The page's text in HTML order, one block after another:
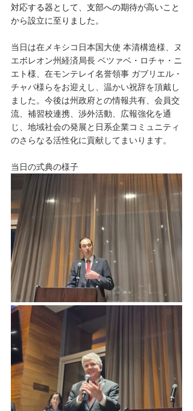
対応する器として、支部への期待が高いこと
から設立に至りました。
当日は在メキシコ日本国大使 本清構造様、ヌ
エボレオン州経済局長 ベツァベ・ロチャ・ニ
エト様、在モンテレイ名誉領事 ガブリエル・
チャパ様らをお迎えし、温かい祝辞を頂戴し
ました。今後は州政府との情報共有、会員交
流、補習校連携、渉外活動、広報強化を通
じ、地域社会の発展と日系企業コミュニティ
のさらなる活性化に貢献してまいります。
当日の式典の様子